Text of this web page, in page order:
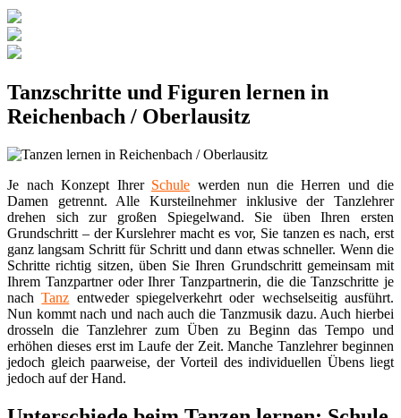
Tanzschritte und Figuren lernen in
Reichenbach / Oberlausitz
Je nach Konzept Ihrer Schule werden nun die Herren und die
Damen getrennt. Alle Kursteilnehmer inklusive der Tanzlehrer
drehen sich zur großen Spiegelwand. Sie üben Ihren ersten
Grundschritt – der Kurslehrer macht es vor, Sie tanzen es nach, erst
ganz langsam Schritt für Schritt und dann etwas schneller. Wenn die
Schritte richtig sitzen, üben Sie Ihren Grundschritt gemeinsam mit
Ihrem Tanzpartner oder Ihrer Tanzpartnerin, die die Tanzschritte je
nachTanz entweder spiegelverkehrt oder wechselseitig ausführt.
Nun kommt nach und nach auch die Tanzmusik dazu. Auch hierbei
drosseln die Tanzlehrer zum Üben zu Beginn das Tempo und
erhöhen dieses erst im Laufe der Zeit. Manche Tanzlehrer beginnen
jedoch gleich paarweise, der Vorteil des individuellen Übens liegt
jedoch auf der Hand.